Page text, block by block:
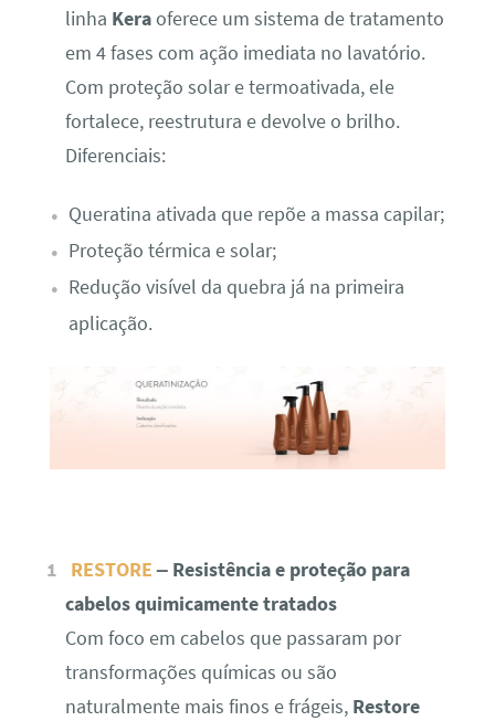
linha Keraoferece um sistema de tratamento
em 4 fases com ação imediata no lavatório.
Com proteção solar e termoativada, ele
fortalece, reestrutura e devolve o brilho.
Diferenciais:
Queratina ativada que repõe a massa capilar;
Proteção térmica e solar;
Redução visível da quebra já na primeira
aplicação.
RESTORE– Resistência e proteção para
cabelos quimicamente tratados
Com foco em cabelos que passaram por
transformações químicas ou são
naturalmente mais finos e frágeis, Restore